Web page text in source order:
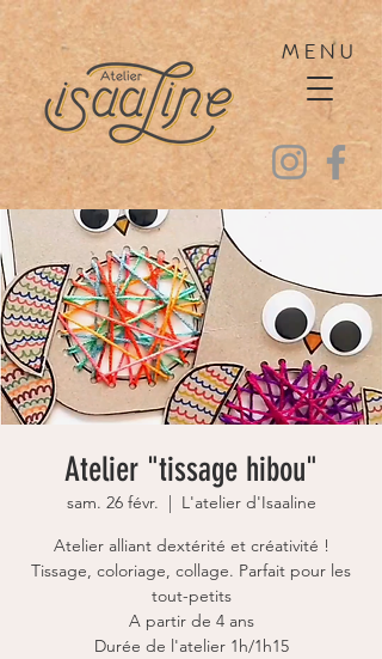
MENU
Atelier "tissage hibou"
sam. 26 févr.
  |
L'atelier d'Isaaline
Atelier alliant dextérité et créativité !
Tissage, coloriage, collage. Parfait pour les
tout-petits
A partir de 4 ans
Durée de l'atelier 1h/1h15